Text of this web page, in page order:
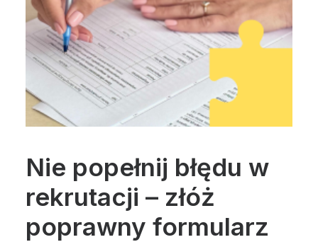
Nie popełnij błędu w
rekrutacji – złóż
poprawny formularz